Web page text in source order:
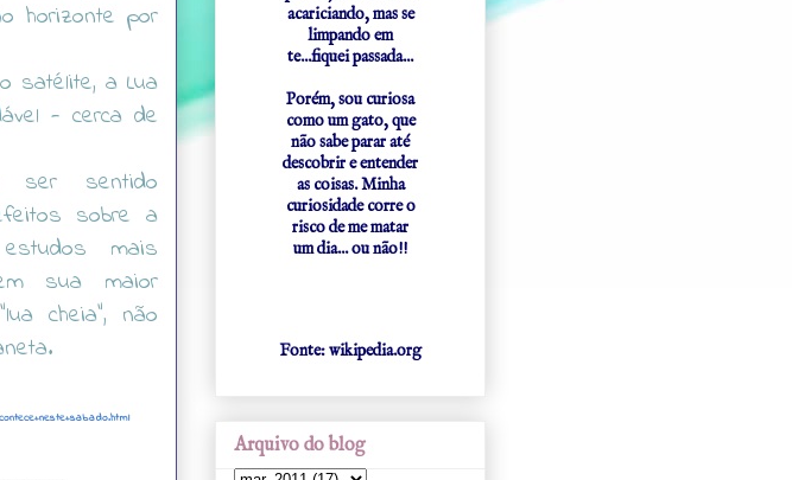
horizonte por
satélite, a Lua
- cerca de
ser sentido
sobre a
mais
sua maior
cheia", não
acariciando, mas se
limpando em
te...fiquei passada...
Porém, sou curiosa
como um gato, que
não sabe parar até
descobrir e entender
as coisas. Minha
curiosidade corre o
risco de me matar
um dia... ou não!!
Fonte: wikipedia.org
Arquivo do blog